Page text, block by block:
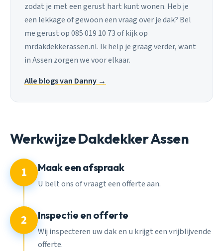
zodat je met een gerust hart kunt wonen. Heb je
een lekkage of gewoon een vraag over je dak? Bel
me gerust op 085 019 10 73 of kijk op
mrdakdekkerassen.nl. Ik help je graag verder, want
in Assen zorgen we voor elkaar.
Alle blogs van Danny →
Werkwijze Dakdekker Assen
1 Maak een afspraak
U belt ons of vraagt een offerte aan.
2 Inspectie en offerte
Wij inspecteren uw dak en u krijgt een vrijblijvende
offerte.